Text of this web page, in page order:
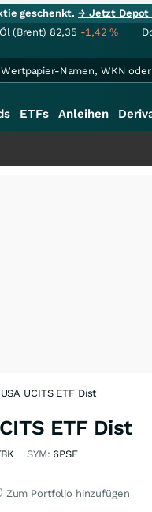
geschenkt.→ Jetzt Depot
Öl (Brent) 82,35 -1,42%
ETFs Anleihen
UCITS ETF Dist
ETF Dist
SYM: 6PSE
Zum Portfolio hinzufügen